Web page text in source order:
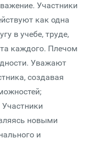
Участники
как одна
в учебе, труде,
каждого. Плечом
Уважают
создавая
новыми
и